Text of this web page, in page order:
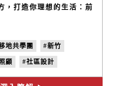
，打造你理想的生活：前
地共學團 #新竹
顧 #社區設計
造所